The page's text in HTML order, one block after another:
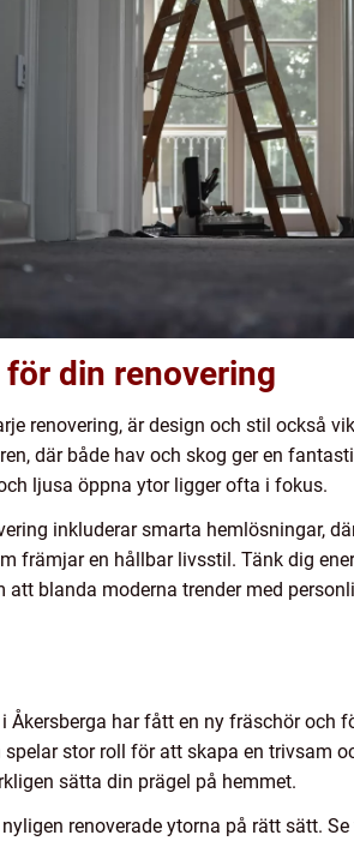
din renovering
renovering, är design och stil också
där både hav och skog ger en
ljusa öppna ytor ligger ofta i fokus.
inkluderar smarta hemlösningar,
främjar en hållbar livsstil. Tänk dig
blanda moderna trender med
Åkersberga har fått en ny fräschör och
stor roll för att skapa en trivsam
sätta din prägel på hemmet.
renoverade ytorna på rätt sätt.